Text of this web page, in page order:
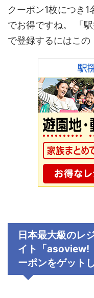
クーポン1枚につき 1
でお得ですね。 「
で登録するにはこの
日本最大級のレ
イト「asoview!
ーポンをゲット